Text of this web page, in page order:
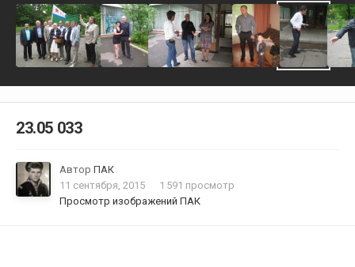
23.05 033
Автор ПАК
11 сентября, 2015
1 591 просмотр
Просмотр изображений ПАК